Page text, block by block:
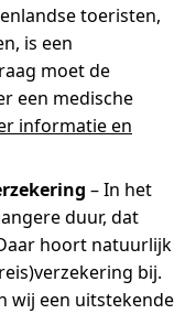
toeristen,
is een
moet de
een medische
informatie en
– In het
duur, dat
hoort natuurlijk
bij.
wij een uitstekende